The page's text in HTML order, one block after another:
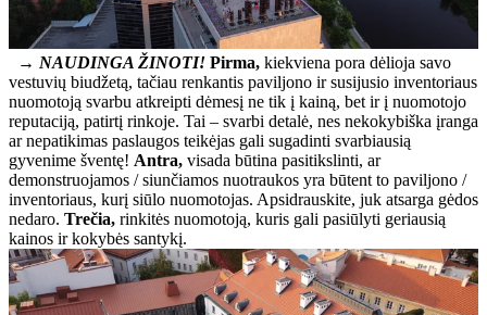
→ NAUDINGA ŽINOTI! Pirma, kiekviena pora dėlioja savo
vestuvių biudžetą, tačiau renkantis paviljono ir susijusio inventoriaus
nuomotoją svarbu atkreipti dėmesį ne tik į kainą, bet ir į nuomotojo
reputaciją, patirtį rinkoje. Tai – svarbi detalė, nes nekokybiška įranga
ar nepatikimas paslaugos teikėjas gali sugadinti svarbiausią
gyvenime šventę! Antra, visada būtina pasitikslinti, ar
demonstruojamos / siunčiamos nuotraukos yra būtent to paviljono /
inventoriaus, kurį siūlo nuomotojas. Apsidrauskite, juk atsarga gėdos
nedaro. Trečia, rinkitės nuomotoją, kuris gali pasiūlyti geriausią
kainos ir kokybės santykį.